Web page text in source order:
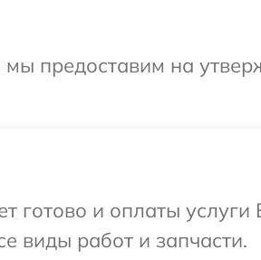
предоставим на
готово и оплаты
виды работ и запчасти.